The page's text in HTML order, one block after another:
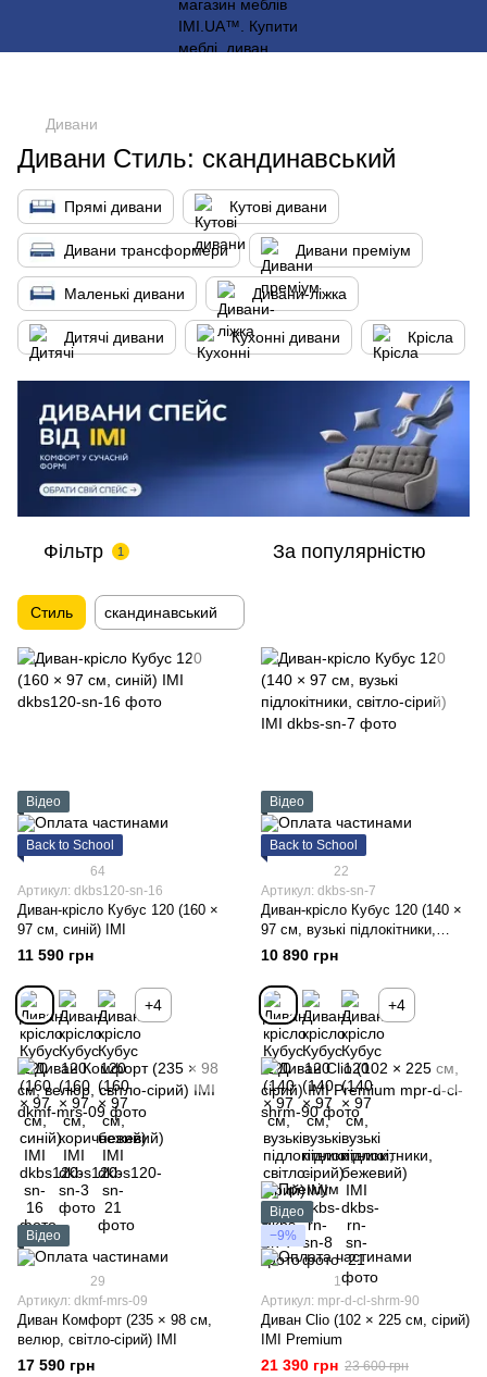
Дивани
Дивани Стиль: скандинавський
Прямі дивани Кутові дивани
Дивани трансформери Дивани преміум
Маленькі дивани Дивани-ліжка
Дитячі дивани Кухонні дивани Крісла
Фільтр 1 За популярністю
Стиль скандинавський
Відео
Back to School
64
Артикул: dkbs120-sn-16
Диван-крісло Кубус 120 (160 ×
97 см, синій) ІМІ
11 590 грн
+4
Відео
Back to School
22
Артикул: dkbs-sn-7
Диван-крісло Кубус 120 (140 ×
97 см, вузькі підлокітники,
світло-сірий) ІМІ
10 890 грн
+4
Відео
29
Артикул: dkmf-mrs-09
Диван Комфорт (235 × 98 см,
велюр, світло-сірий) ІМІ
17 590 грн
Відео
−9%
1
Артикул: mpr-d-cl-shrm-90
Диван Clio (102 × 225 см, сірий)
IMI Premium
21 390 грн 23 600 грн